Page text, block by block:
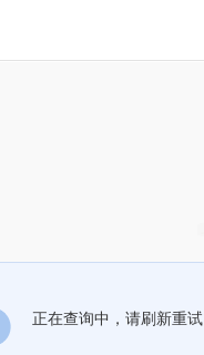
正在查询中，请刷新重试